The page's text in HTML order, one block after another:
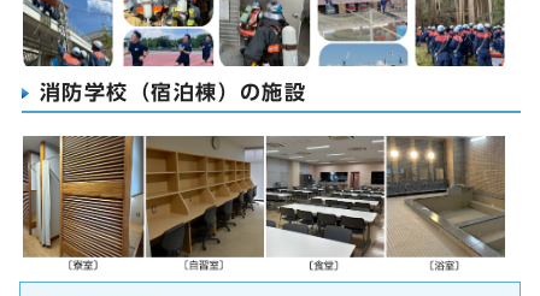
消防学校（宿泊棟）の施設